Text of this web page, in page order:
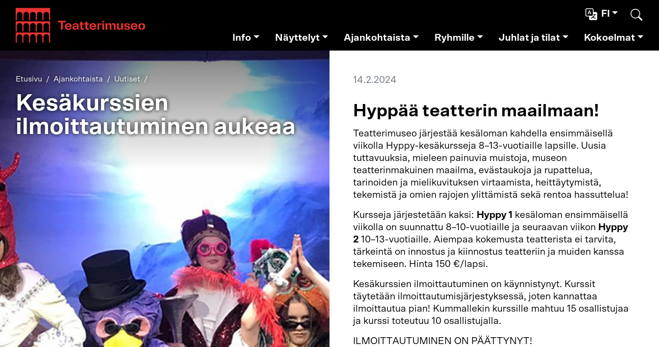
Teatterimuseo FI
Info Näyttelyt Ajankohtaista Ryhmille Juhlat ja tilat Kokoelmat
Etusivu Ajankohtaista Uutiset
Kesäkurssien
ilmoittautuminen aukeaa
14.2.2024
Hyppää teatterin maailmaan!
Teatterimuseo järjestää kesäloman kahdella ensimmäisellä
viikolla Hyppy-kesäkursseja 8–13-vuotiaille lapsille. Uusia
tuttavuuksia, mieleen painuvia muistoja, museon
teatterinmakuinen maailma, evästaukoja ja rupattelua,
tarinoiden ja mielikuvituksen virtaamista, heittäytymistä,
tekemistä ja omien rajojen ylittämistä sekä rentoa hassuttelua!
Kursseja järjestetään kaksi: Hyppy 1 kesäloman ensimmäisellä
viikolla on suunnattu 8–10-vuotiaille ja seuraavan viikon Hyppy
2 10–13-vuotiaille. Aiempaa kokemusta teatterista ei tarvita,
tärkeintä on innostus ja kiinnostus teatteriin ja muiden kanssa
tekemiseen. Hinta 150 €/lapsi.
Kesäkurssien ilmoittautuminen on käynnistynyt. Kurssit
täytetään ilmoittautumisjärjestyksessä, joten kannattaa
ilmoittautua pian! Kummallekin kurssille mahtuu 15 osallistujaa
ja kurssi toteutuu 10 osallistujalla.
ILMOITTAUTUMINEN ON PÄÄTTYNYT!